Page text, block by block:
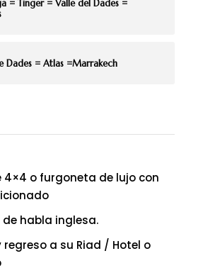
= Tinger = Valle del Dades =
Dades = Atlas =Marrakech
4×4 o furgoneta de lujo con
habla inglesa.
regreso a su Riad / Hotel o